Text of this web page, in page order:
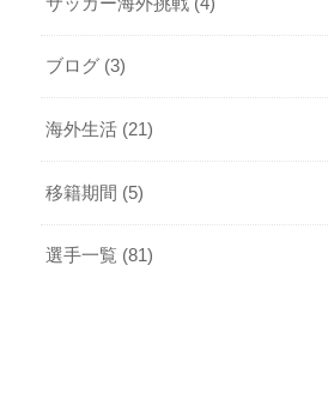
ブログ (3)
海外生活 (21)
移籍期間 (5)
選手一覧 (81)